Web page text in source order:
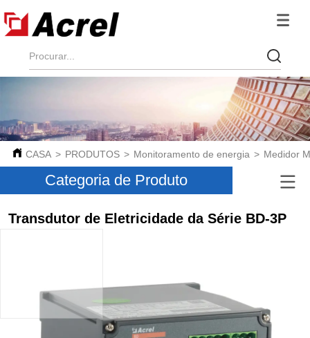
CASA > PRODUTOS > Monitoramento de energia > Medidor
Categoria de Produto
Transdutor de Eletricidade da Série BD-3P